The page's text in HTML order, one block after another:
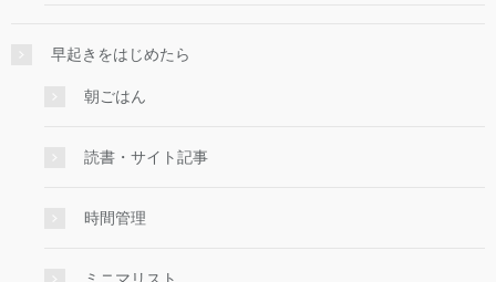
早起きをはじめたら
朝ごはん
読書・サイト記事
時間管理